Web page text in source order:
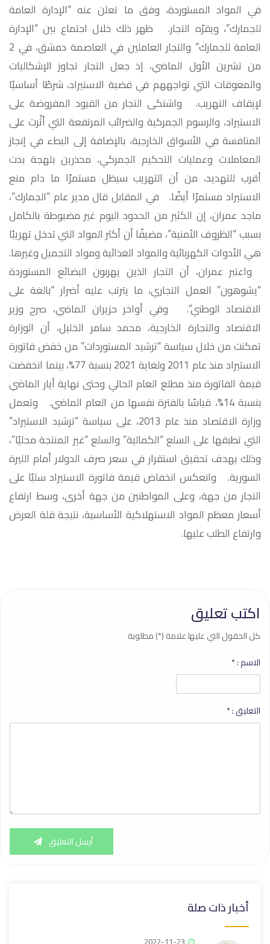
في المواد المستوردة، وفق ما تعلن عنه “الإدارة العامة
للجمارك”، ويقرّه التجار. ظهر ذلك خلال اجتماع بين “الإدارة
العامة للجمارك” والتجار العاملين في العاصمة دمشق، في 2
من تشرين الأول الماضي، إذ جعل التجار تجاوز الإشكاليات
والمعوقات التي تواجههم في قضية الاستيراد، شرطًا أساسيًا
لإيقاف التهريب. واشتكى التجار من القيود المفروضة على
الاستيراد، والرسوم الجمركية والضرائب المرتفعة التي أثّرت على
المنافسة في الأسواق الخارجية، بالإضافة إلى البطء في إنجاز
المعاملات وعمليات التحكيم الجمركي، محذرين بلهجة بدت
أقرب للتهديد، من أن التهريب سيظل مستمرًا ما دام منع
الاستيراد مستمرًا أيضًا. في المقابل قال مدير عام “الجمارك”،
ماجد عمران، إن الكثير من الحدود اليوم غير مضبوطة بالكامل
بسبب “الظروف الأمنية”، مضيفًا أن أكثر المواد التي تدخل تهريبًا
هي الأدوات الكهربائية والمواد الغذائية ومواد التجميل وغيرها.
واعتبر عمران، أن التجار الذين يهربون البضائع المستوردة
“يشوهون” العمل التجاري، ما يترتب عليه أضرار “بالغة على
الاقتصاد الوطني”. وفي أواخر حزيران الماضي، صرح وزير
الاقتصاد والتجارة الخارجية، محمد سامر الخليل، أن الوزارة
تمكنت من خلال سياسة “ترشيد المستوردات” من خفض فاتورة
الاستيراد منذ عام 2011 ولغاية 2021 بنسبة 77%، بينما انخفضت
قيمة الفاتورة منذ مطلع العام الحالي وحتى نهاية أيار الماضي
بنسبة 14%، قياسًا بالفترة نفسها من العام الماضي. وتعمل
وزارة الاقتصاد منذ عام 2013، على سياسة “ترشيد الاستيراد”
التي تطبقها على السلع “الكمالية” والسلع “غير المنتجة محليًا”،
وذلك بهدف تحقيق استقرار في سعر صرف الدولار أمام الليرة
السورية. وانعكس انخفاض قيمة فاتورة الاستيراد سلبًا على
التجار من جهة، وعلى المواطنين من جهة أخرى، وسط ارتفاع
أسعار معظم المواد الاستهلاكية الأساسية، نتيجة قلة العرض
وارتفاع الطلب عليها.
اكتب تعليق
كل الحقول التي عليها علامة (*) مطلوبة
الاسم :*
التعليق :*
أرسل التعليق
أخبار ذات صلة